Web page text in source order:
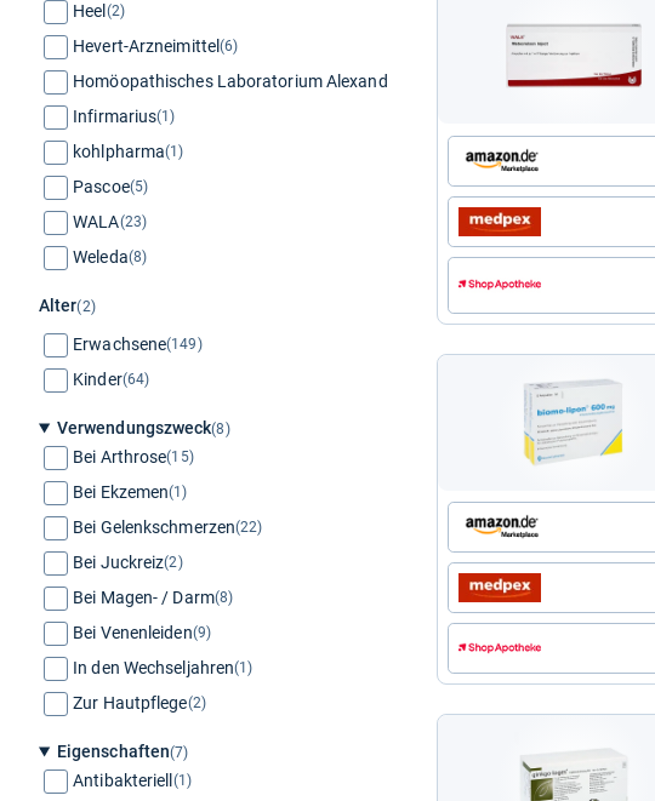
Heel (2)
Hevert-Arzneimittel(6)
Homöopathisches Laboratorium Alexander Pflüger
Infirmarius(1)
kohlpharma(1)
Pascoe(5)
WALA(23)
Weleda(8)
Alter(2)
Erwachsene(149)
Kinder(64)
Verwendungszweck(8)
Bei Arthrose(15)
Bei Ekzemen(1)
Bei Gelenkschmerzen(22)
Bei Juckreiz(2)
Bei Magen- / Darm(8)
Bei Venenleiden(9)
In den Wechseljahren(1)
Zur Hautpflege(2)
Eigenschaften(7)
Antibakteriell (1)